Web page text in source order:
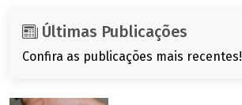
Últimas Publicações
Confira as publicações mais recentes!